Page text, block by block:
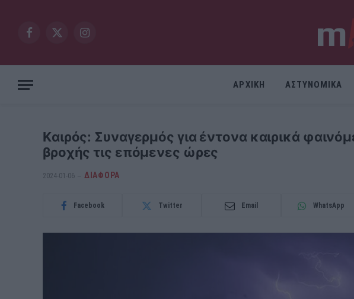
Facebook
X
Instagram
ΑΡΧΙΚΗ ΑΣΤΥΝΟΜΙΚΑ
Kαιρός: Συναγερμός για έντονα καιρικά
βροχής τις επόμενες ώρες
2024-01-06 ΔΙΆΦΟΡΑ
Facebook Twitter Email WhatsApp